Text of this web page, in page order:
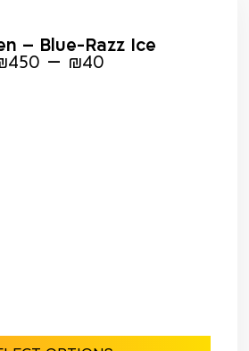
– Blue-Razz Ice
₪40
–
450